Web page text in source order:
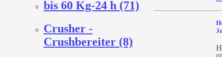
bis 60 Kg-24 h (71)
Crusher -
Crushbereiter (8)